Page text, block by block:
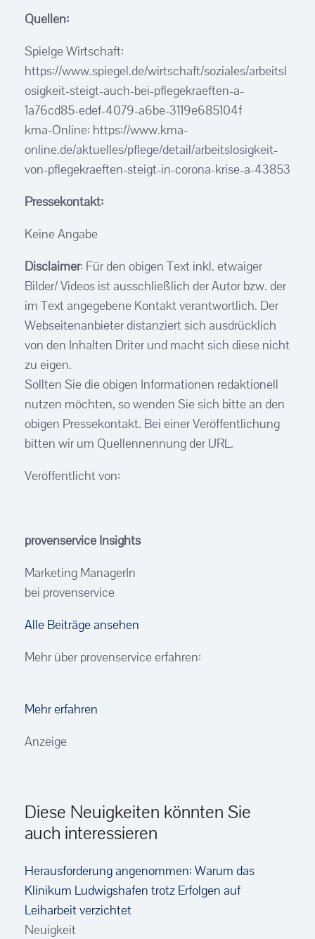
Quellen:
Spielge Wirtschaft:
https://www.spiegel.de/wirtschaft/soziales/arbeitsl
osigkeit-steigt-auch-bei-pflegekraeften-a-
1a76cd85-edef-4079-a6be-3119e685104f
kma-Online: https://www.kma-
online.de/aktuelles/pflege/detail/arbeitslosigkeit-
von-pflegekraeften-steigt-in-corona-krise-a-43853
Pressekontakt:
Keine Angabe
Disclaimer: Für den obigen Text inkl. etwaiger
Bilder/ Videos ist ausschließlich der Autor bzw. der
im Text angegebene Kontakt verantwortlich. Der
Webseitenanbieter distanziert sich ausdrücklich
von den Inhalten Driter und macht sich diese nicht
zu eigen.
Sollten Sie die obigen Informationen redaktionell
nutzen möchten, so wenden Sie sich bitte an den
obigen Pressekontakt. Bei einer Veröffentlichung
bitten wir um Quellennennung der URL.
Veröffentlicht von:
provenservice Insights
Marketing ManagerIn
bei provenservice
Alle Beiträge ansehen
Mehr über provenservice erfahren:
Mehr erfahren
Anzeige
Diese Neuigkeiten könnten Sie
auch interessieren
Herausforderung angenommen: Warum das
Klinikum Ludwigshafen trotz Erfolgen auf
Leiharbeit verzichtet
Neuigkeit